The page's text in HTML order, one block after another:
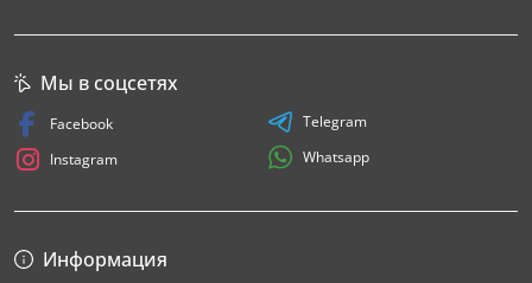
Информация
Мы в соцсетях
Facebook
Instagram
Telegram
Whatsapp